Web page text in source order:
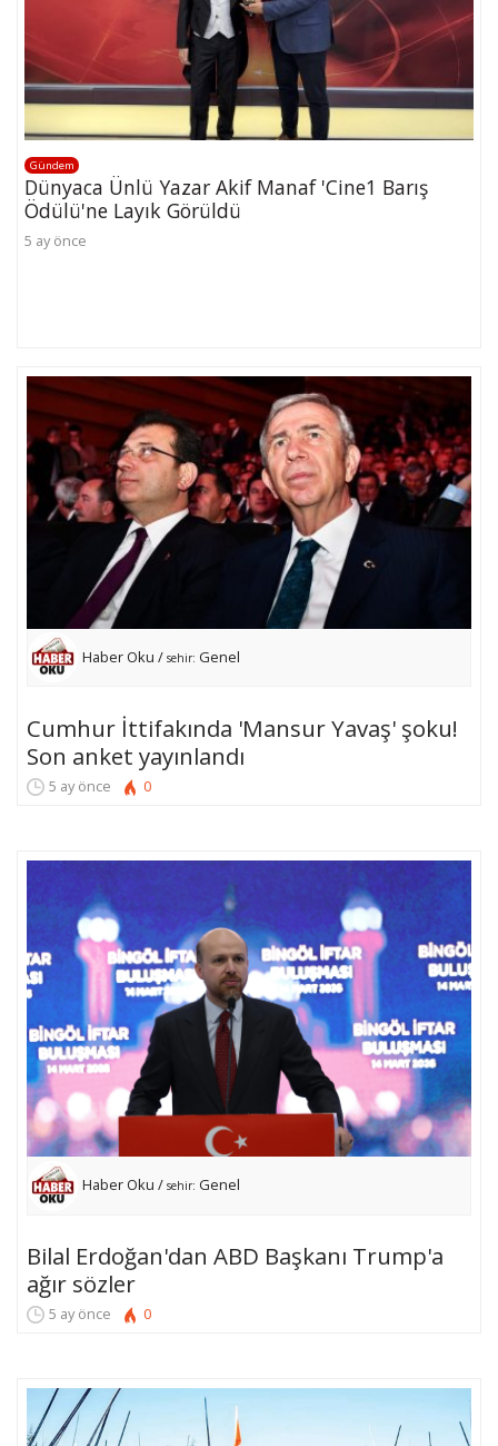
Gündem
Dünyaca Ünlü Yazar Akif Manaf 'Cine1 Barış
Ödülü'ne Layık Görüldü
5 ay önce
Haber Oku / sehir: Genel
Cumhur İttifakında 'Mansur Yavaş' şoku!
Son anket yayınlandı
5 ay önce 0
Haber Oku / sehir: Genel
Bilal Erdoğan'dan ABD Başkanı Trump'a
ağır sözler
5 ay önce 0